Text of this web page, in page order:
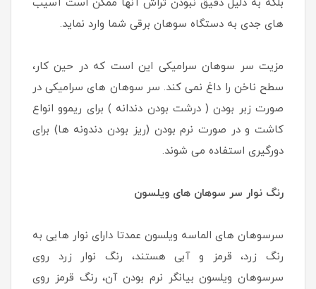
بلکه به دلیل دقیق نبودن تراش آنها ممکن است آسیب
های جدی به دستگاه سوهان برقی شما وارد نماید.
مزیت سر سوهان سرامیکی این است که در حین کار،
سطح ناخن را داغ نمی کند. سر سوهان های سرامیکی در
صورت زبر بودن ( درشت بودن دندانه ) برای ریموو انواع
کاشت و در صورت نرم بودن (ریز بودن دندونه ها) برای
دورگیری استفاده می شوند.
رنگ نوار سر سوهان های ویلسون
سرسوهان های الماسه ویلسون عمدتا دارای نوار هایی به
رنگ زرد، قرمز و آبی هستند، رنگ نوار زرد روی
سرسوهان ویلسون بیانگر نرم بودن آن، رنگ قرمز روی